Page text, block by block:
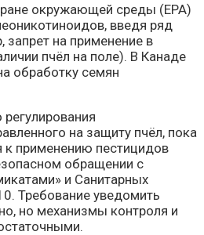
окружающей среды (EPA)
введя ряд
запрет на применение в
пчёл на поле). В Канаде
обработку семян
на защиту пчёл, пока
к применению пестицидов
обращении с
и Санитарных
Требование уведомить
но механизмы контроля и